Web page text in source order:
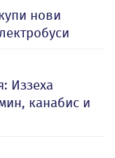
нови
Иззеха
канабис и